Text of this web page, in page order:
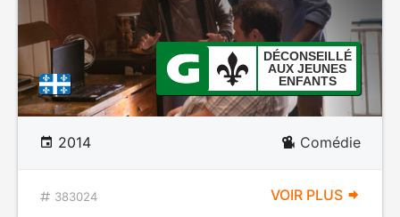
DÉCONSEILLÉ
AUX JEUNES
ENFANTS
2014 Comédie
383024 VOIR PLUS